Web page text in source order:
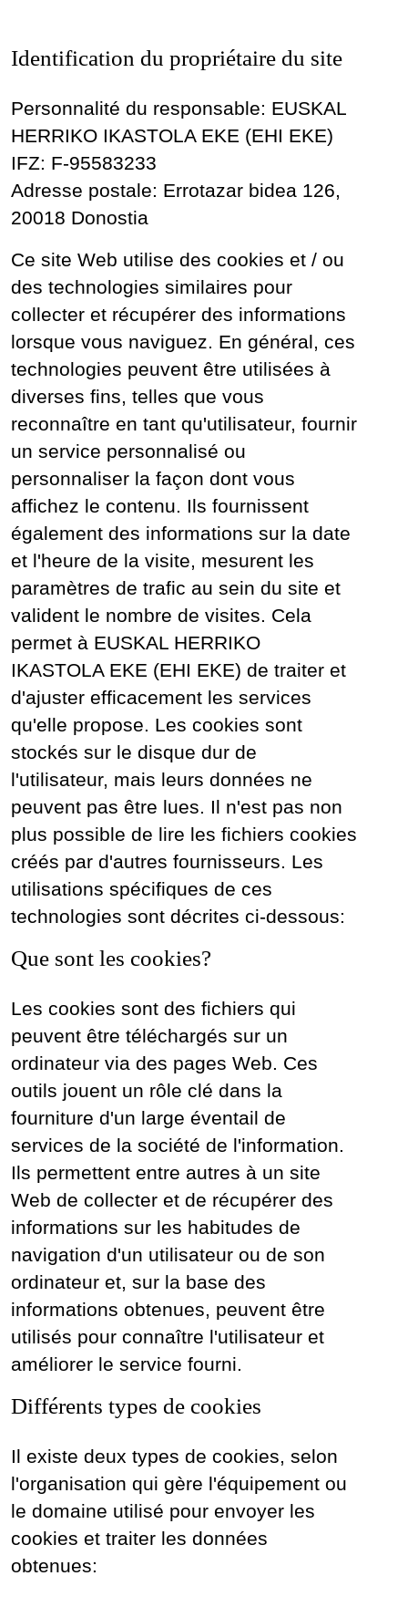
Identification du propriétaire du site
Personnalité du responsable: EUSKAL
HERRIKO IKASTOLA EKE (EHI EKE)
IFZ: F-95583233
Adresse postale: Errotazar bidea 126,
20018 Donostia
Ce site Web utilise des cookies et / ou
des technologies similaires pour
collecter et récupérer des informations
lorsque vous naviguez. En général, ces
technologies peuvent être utilisées à
diverses fins, telles que vous
reconnaître en tant qu'utilisateur, fournir
un service personnalisé ou
personnaliser la façon dont vous
affichez le contenu. Ils fournissent
également des informations sur la date
et l'heure de la visite, mesurent les
paramètres de trafic au sein du site et
valident le nombre de visites. Cela
permet à EUSKAL HERRIKO
IKASTOLA EKE (EHI EKE) de traiter et
d'ajuster efficacement les services
qu'elle propose. Les cookies sont
stockés sur le disque dur de
l'utilisateur, mais leurs données ne
peuvent pas être lues. Il n'est pas non
plus possible de lire les fichiers cookies
créés par d'autres fournisseurs. Les
utilisations spécifiques de ces
technologies sont décrites ci-dessous:
Que sont les cookies?
Les cookies sont des fichiers qui
peuvent être téléchargés sur un
ordinateur via des pages Web. Ces
outils jouent un rôle clé dans la
fourniture d'un large éventail de
services de la société de l'information.
Ils permettent entre autres à un site
Web de collecter et de récupérer des
informations sur les habitudes de
navigation d'un utilisateur ou de son
ordinateur et, sur la base des
informations obtenues, peuvent être
utilisés pour connaître l'utilisateur et
améliorer le service fourni.
Différents types de cookies
Il existe deux types de cookies, selon
l'organisation qui gère l'équipement ou
le domaine utilisé pour envoyer les
cookies et traiter les données
obtenues: